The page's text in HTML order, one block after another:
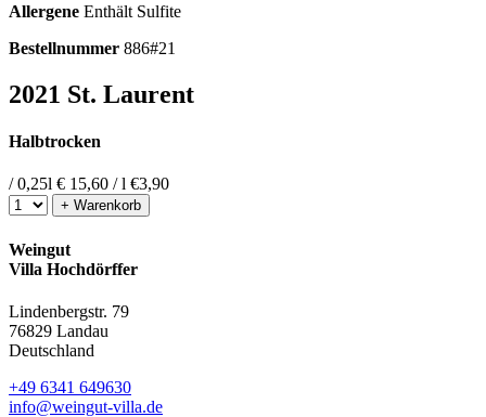
Allergene Enthält Sulfite
Bestellnummer 886#21
2021 St. Laurent
Halbtrocken
/ 0,25l € 15,60 / l €3,90
+ Warenkorb
Weingut
Villa Hochdörffer
Lindenbergstr. 79
76829 Landau
Deutschland
+49 6341 649630
info@weingut-villa.de